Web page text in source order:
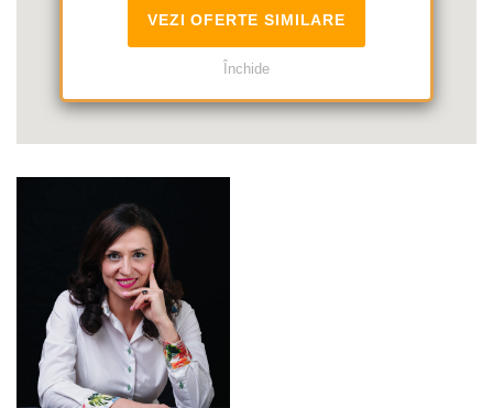
VEZI OFERTE SIMILARE
Închide